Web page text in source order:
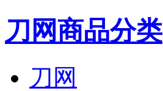
刀网商品分类
刀网